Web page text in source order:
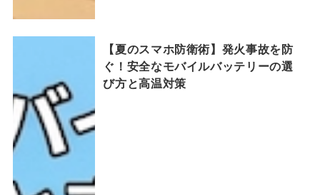
【夏のスマホ防衛術】発火事故を防
ぐ！安全なモバイルバッテリーの選
び方と高温対策